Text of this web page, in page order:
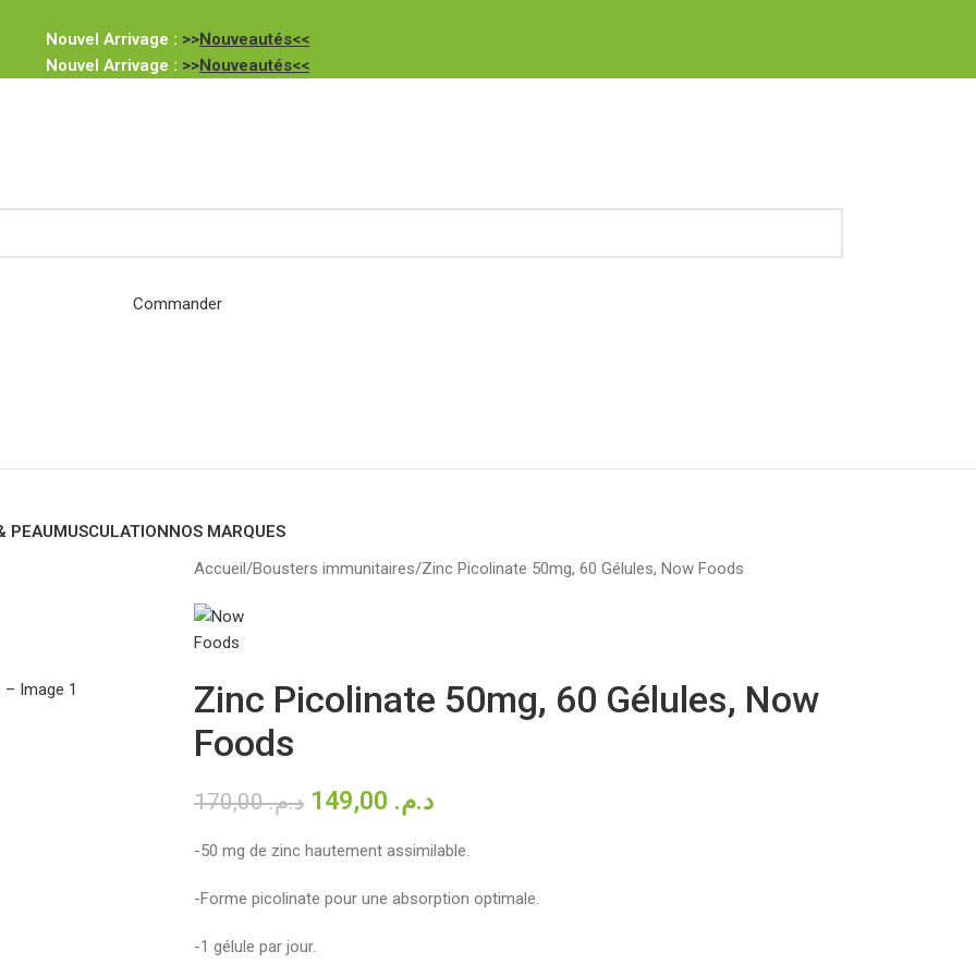
Nouvel Arrivage : >>Nouveautés<<
Nouvel Arrivage : >>Nouveautés<<
Commander
PEAUMUSCULATIONNOS MARQUES
Accueil Bousters immunitaires Zinc Picolinate 50mg, 60 Gélules, Now Foods
Zinc Picolinate 50mg, 60 Gélules, Now
Foods
د.م.170,00 د.م.
-50 mg de zinc hautement assimilable.
-Forme picolinate pour une absorption optimale.
-1 gélule par jour.